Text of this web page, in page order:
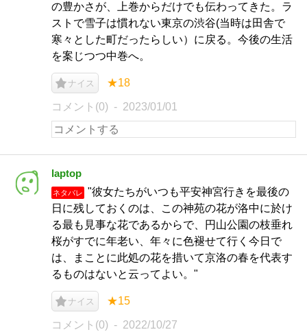
の豊かさが、上巻からだけでも伝わってきた。ラ
ストで雪子は慣れない東京の渋谷(当時は田舎で
寒々とした町だったらしい）に戻る。今後の生活
を案じつつ中巻へ。
ナイス ★18
コメント(0) 2023/01/01
laptop
ネタバレ
"彼女たちがいつも平安神宮行きを最後の
日に残しておくのは、この神苑の花が洛中に於け
る最も見事な花であるからで、円山公園の枝垂れ
桜がすでに年老い、年々に色褪せて行く今日で
は、まことに此処の花を措いて京洛の春を代表す
るものはないと云ってよい。"
ナイス ★15
コメント(0) 2022/10/27